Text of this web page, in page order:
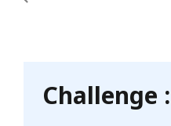
Challenge :